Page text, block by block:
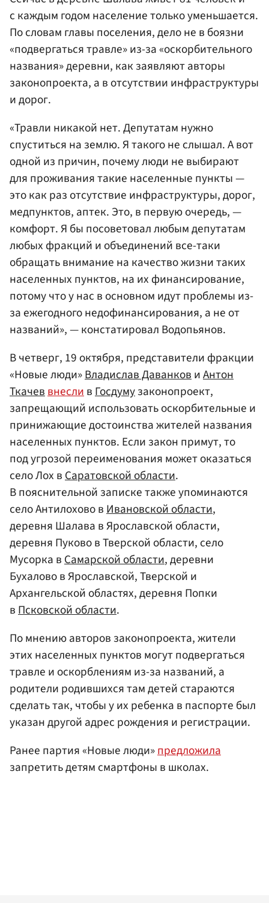
с каждым годом население только уменьшается.
По словам главы поселения, дело не в боязни
«подвергаться травле» из-за «оскорбительного
названия» деревни, как заявляют авторы
законопроекта, а в отсутствии инфраструктуры
и дорог.
«Травли никакой нет. Депутатам нужно
спуститься на землю. Я такого не слышал. А вот
одной из причин, почему люди не выбирают
для проживания такие населенные пункты —
это как раз отсутствие инфраструктуры, дорог,
медпунктов, аптек. Это, в первую очередь, —
комфорт. Я бы посоветовал любым депутатам
любых фракций и объединений все-таки
обращать внимание на качество жизни таких
населенных пунктов, на их финансирование,
потому что у нас в основном идут проблемы из-
за ежегодного недофинансирования, а не от
названий», — констатировал Водопьянов.
В четверг, 19 октября, представители фракции
«Новые люди»Владислав ДаванковиАнтон
ТкачеввнесливГосдумузаконопроект,
запрещающий использовать оскорбительные и
принижающие достоинства жителей названия
населенных пунктов. Если закон примут, то
под угрозой переименования может оказаться
село Лох вСаратовской области.
В пояснительной записке также упоминаются
село Антилохово вИвановской области,
деревня Шалава в Ярославской области,
деревня Пуково в Тверской области, село
Мусорка вСамарской области, деревни
Бухалово в Ярославской, Тверской и
Архангельской областях, деревня Попки
вПсковской области.
По мнению авторов законопроекта, жители
этих населенных пунктов могут подвергаться
травле и оскорблениям из-за названий, а
родители родившихся там детей стараются
сделать так, чтобы у их ребенка в паспорте был
указан другой адрес рождения и регистрации.
Ранее партия «Новые люди»предложила
запретить детям смартфоны в школах.